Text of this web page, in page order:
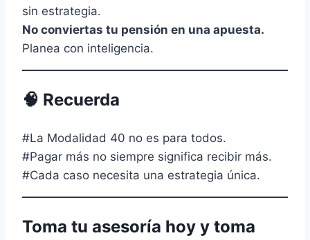
sin estrategia.
No conviertas tu pensión en una apuesta.
Planea con inteligencia.
🧠 Recuerda
#La Modalidad 40 no es para todos.
#Pagar más no siempre significa recibir más.
#Cada caso necesita una estrategia única.
Toma tu asesoría hoy y toma